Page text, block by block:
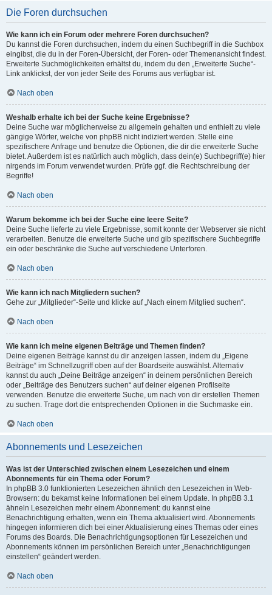
Die Foren durchsuchen
Wie kann ich ein Forum oder mehrere Foren durchsuchen?
Du kannst die Foren durchsuchen, indem du einen Suchbegriff in die Suchbox
eingibst, die du in der Foren-Übersicht, der Foren- oder Themenansicht findest.
Erweiterte Suchmöglichkeiten erhältst du, indem du den „Erweiterte Suche“-
Link anklickst, der von jeder Seite des Forums aus verfügbar ist.
Nach oben
Weshalb erhalte ich bei der Suche keine Ergebnisse?
Deine Suche war möglicherweise zu allgemein gehalten und enthielt zu viele
gängige Wörter, welche von phpBB nicht indiziert werden. Stelle eine
spezifischere Anfrage und benutze die Optionen, die dir die erweiterte Suche
bietet. Außerdem ist es natürlich auch möglich, dass dein(e) Suchbegriff(e) hier
nirgends im Forum verwendet wurden. Prüfe ggf. die Rechtschreibung der
Begriffe!
Nach oben
Warum bekomme ich bei der Suche eine leere Seite?
Deine Suche lieferte zu viele Ergebnisse, somit konnte der Webserver sie nicht
verarbeiten. Benutze die erweiterte Suche und gib spezifischere Suchbegriffe
ein oder beschränke die Suche auf verschiedene Unterforen.
Nach oben
Wie kann ich nach Mitgliedern suchen?
Gehe zur „Mitglieder“-Seite und klicke auf „Nach einem Mitglied suchen“.
Nach oben
Wie kann ich meine eigenen Beiträge und Themen finden?
Deine eigenen Beiträge kannst du dir anzeigen lassen, indem du „Eigene
Beiträge“ im Schnellzugriff oben auf der Boardseite auswählst. Alternativ
kannst du auch „Deine Beiträge anzeigen“ in deinem persönlichen Bereich
oder „Beiträge des Benutzers suchen“ auf deiner eigenen Profilseite
verwenden. Benutze die erweiterte Suche, um nach von dir erstellen Themen
zu suchen. Trage dort die entsprechenden Optionen in die Suchmaske ein.
Nach oben
Abonnements und Lesezeichen
Was ist der Unterschied zwischen einem Lesezeichen und einem
Abonnements für ein Thema oder Forum?
In phpBB 3.0 funktionierten Lesezeichen ähnlich den Lesezeichen in Web-
Browsern: du bekamst keine Informationen bei einem Update. In phpBB 3.1
ähneln Lesezeichen mehr einem Abonnement: du kannst eine
Benachrichtigung erhalten, wenn ein Thema aktualisiert wird. Abonnements
hingegen informieren dich bei einer Aktualisierung eines Themas oder eines
Forums des Boards. Die Benachrichtigungsoptionen für Lesezeichen und
Abonnements können im persönlichen Bereich unter „Benachrichtigungen
einstellen“ geändert werden.
Nach oben